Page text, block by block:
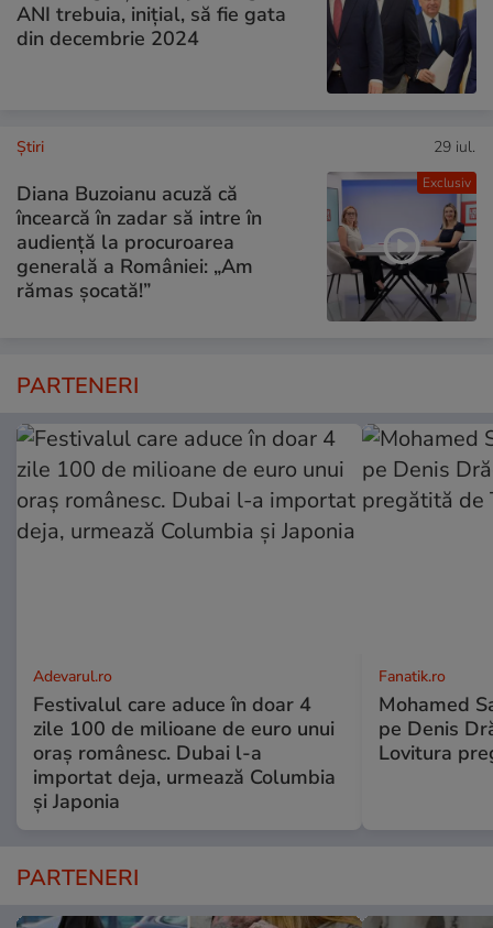
ANI trebuia, inițial, să fie gata
din decembrie 2024
Exclusiv
Ştiri 29 iul.
Diana Buzoianu acuză că
încearcă în zadar să intre în
audiență la procuroarea
generală a României: „Am
rămas șocată!”
PARTENERI
Adevarul.ro
Festivalul care aduce în doar 4
zile 100 de milioane de euro unui
oraș românesc. Dubai l-a
importat deja, urmează Columbia
și Japonia
Fanatik.ro
Mohamed
pe Denis
Lovitura
PARTENERI